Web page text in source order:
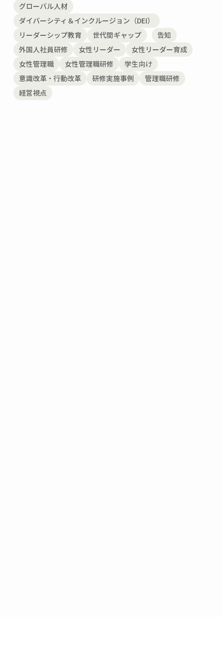
グローバル人材
ダイバーシティ＆インクルージョン（DEI）
リーダーシップ教育
世代間ギャップ
告知
外国人社員研修
女性リーダー
女性リーダー育成
女性管理職
女性管理職研修
学生向け
意識改革・行動改革
研修実施事例
管理職研修
経営視点